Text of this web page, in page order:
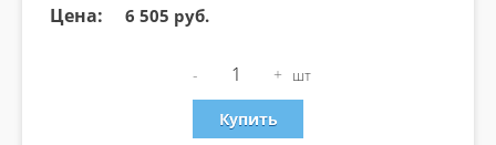
Цена:
6 505 руб.
- + шт
Купить